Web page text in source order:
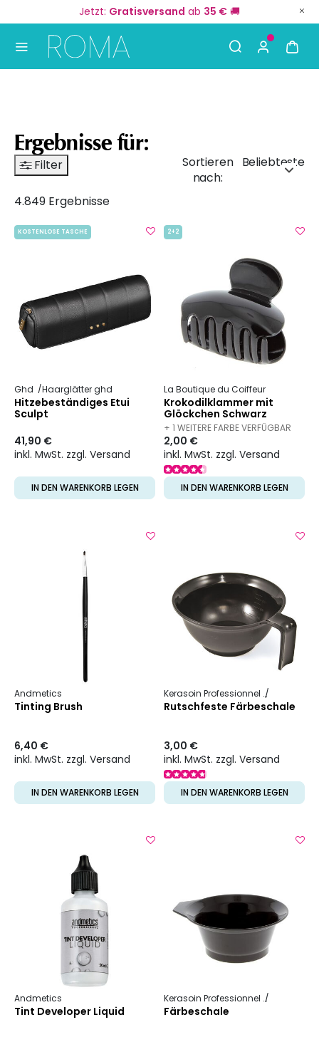
Jetzt: Gratisversand ab 35 € 🚚
Ergebnisse für:
Sortieren
nach:
Beliebteste
Filter
4.849 Ergebnisse
KOSTENLOSE TASCHE
Ghd Haarglätter ghd
Hitzebeständiges Etui
Sculpt
41,90 €
inkl. MwSt. zzgl. Versand
IN DEN WARENKORB LEGEN
2+2
La Boutique du Coiffeur
Krokodilklammer mit
Glöckchen Schwarz
+ 1 WEITERE FARBE VERFÜGBAR
2,00 €
inkl. MwSt. zzgl. Versand
IN DEN WARENKORB LEGEN
Andmetics
Tinting Brush
6,40 €
inkl. MwSt. zzgl. Versand
IN DEN WARENKORB LEGEN
Kerasoin Professionnel
Rutschfeste Färbeschale
3,00 €
inkl. MwSt. zzgl. Versand
IN DEN WARENKORB LEGEN
Andmetics
Tint Developer Liquid
Kerasoin Professionnel
Färbeschale